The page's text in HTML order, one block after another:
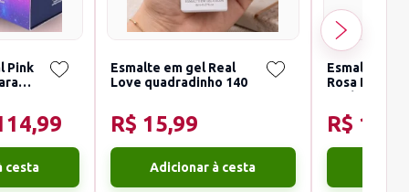
Pink
Esmalte em gel Real
Love quadradinho 140
R$ 15,99
Esmalte em
Rosa
R$